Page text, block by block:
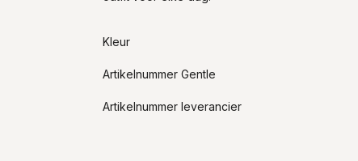
Kleur
Artikelnummer Gentle
Artikelnummer leverancier